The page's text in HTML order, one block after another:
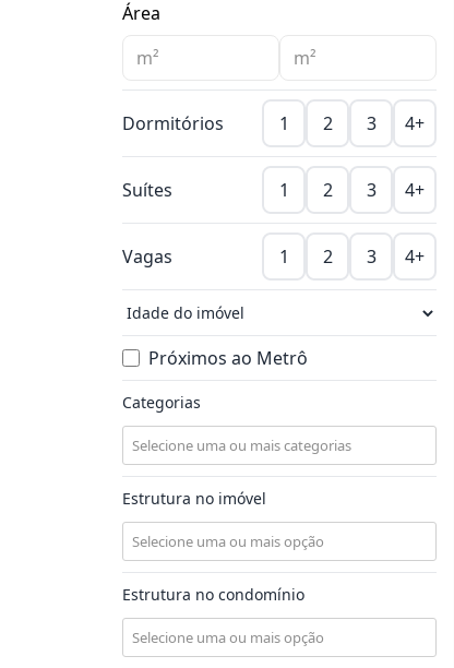
Área
Dormitórios 1 2 3 4+
Suítes 1 2 3 4+
Vagas 1 2 3 4+
Próximos ao Metrô
Categorias
Estrutura no imóvel
Estrutura no condomínio